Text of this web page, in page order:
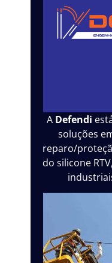
A Defendi
soluções
reparo/
do silicone